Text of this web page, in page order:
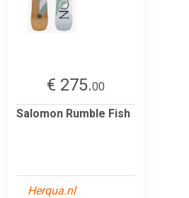
€ 275.00
Salomon Rumble Fish
Herqua.nl